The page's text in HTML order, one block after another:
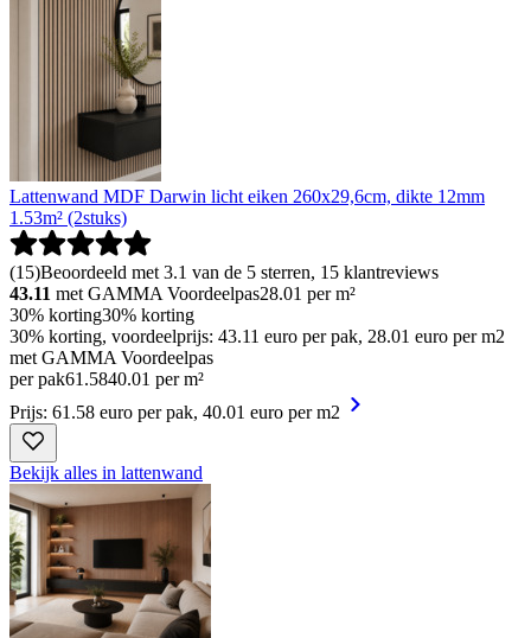
Lattenwand MDF Darwin licht eiken 260x29,6cm, dikte 12mm
1.53m² (2stuks)
(15)Beoordeeld met 3.1 van de 5 sterren, 15 klantreviews
43.11 met GAMMA Voordeelpas28.01 per m²
30% korting30% korting
30% korting, voordeelprijs: 43.11 euro per pak, 28.01 euro per m2
met GAMMA Voordeelpas
per pak61 .5840.01 per m²
Prijs: 61.58 euro per pak, 40.01 euro per m2
Bekijk alles in lattenwand